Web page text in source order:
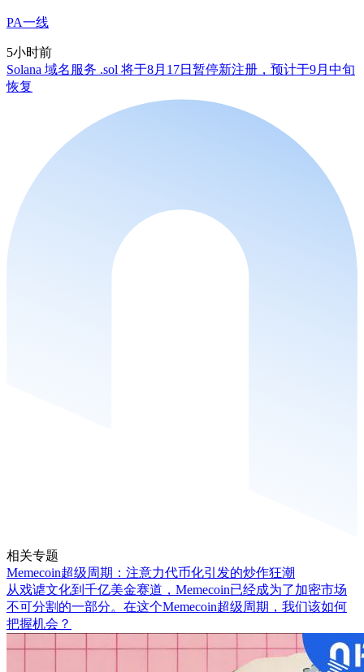
PA一线
5小时前
Solana 域名服务 .sol 将于8月17日暂停新注册，预计于9月中旬
恢复
相关专题
Memecoin超级周期：注意力代币化引发的炒作狂潮
从戏谑文化到千亿美金赛道，Memecoin已经成为了加密市场
不可分割的一部分。在这个Memecoin超级周期，我们该如何
把握机会？